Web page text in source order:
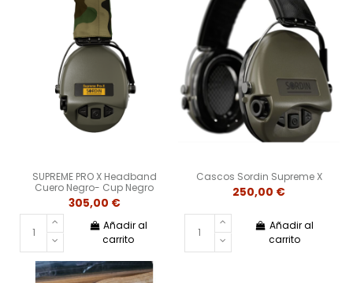
SUPREME PRO X Headband
Cuero Negro- Cup Negro
305,00 €
Añadir al
carrito
Cascos Sordin Supreme X
250,00 €
Añadir al
carrito